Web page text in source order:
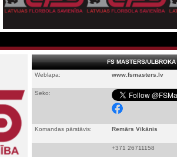
FS MASTERS/ULBROKA
Weblapa:
www.fsmasters.lv
Seko:
Komandas pārstāvis: Remārs Vikānis
+371 26711158